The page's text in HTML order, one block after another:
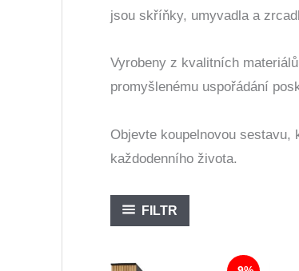
jsou skříňky, umyvadla a
Vyrobeny z kvalitních
promyšlenému uspořádání
Objevte koupelnovou sestavu,
každodenního života.
FILTR